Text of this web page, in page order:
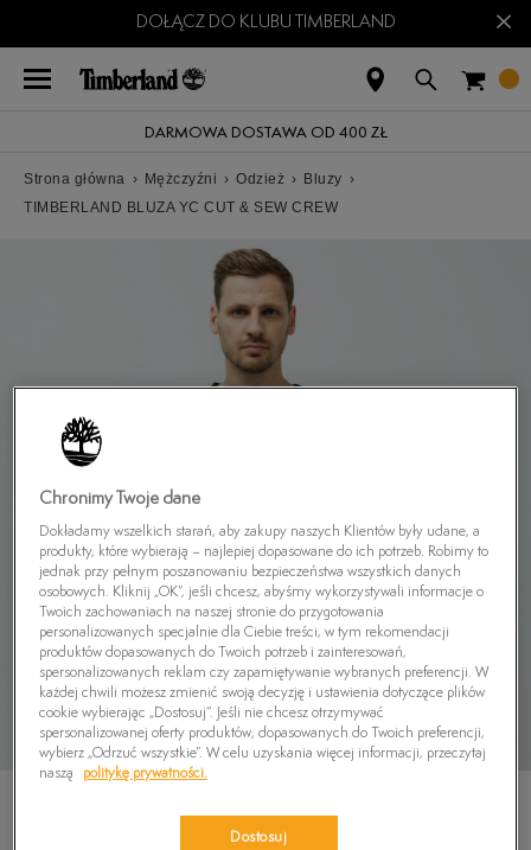
DOŁĄCZ DO KLUBU TIMBERLAND ×
DARMOWA DOSTAWA OD 400 ZŁ
Strona główna › Mężczyźni › Odzież › Bluzy ›
TIMBERLAND BLUZA YC CUT & SEW CREW
Chronimy Twoje dane
Dokładamy wszelkich starań, aby zakupy naszych Klientów były udane, a
produkty, które wybierają – najlepiej dopasowane do ich potrzeb. Robimy to
jednak przy pełnym poszanowaniu bezpieczeństwa wszystkich danych
osobowych. Kliknij „OK”, jeśli chcesz, abyśmy wykorzystywali informacje o
Twoich zachowaniach na naszej stronie do przygotowania
personalizowanych specjalnie dla Ciebie treści, w tym rekomendacji
produktów dopasowanych do Twoich potrzeb i zainteresowań,
spersonalizowanych reklam czy zapamiętywanie wybranych preferencji. W
każdej chwili możesz zmienić swoją decyzję i ustawienia dotyczące plików
cookie wybierając „Dostosuj”. Jeśli nie chcesz otrzymywać
spersonalizowanej oferty produktów, dopasowanych do Twoich preferencji,
wybierz „Odrzuć wszystkie”. W celu uzyskania więcej informacji, przeczytaj
naszą
politykę prywatności.
Dostosuj